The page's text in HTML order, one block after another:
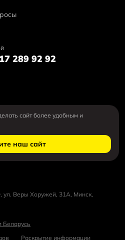
289 92 92
сайт более удобным и
наш сайт
Веры Хоружей, 31А, Минск,
Беларусь
Раскрытие информации